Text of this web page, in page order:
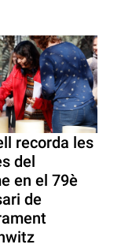
recorda les
del
en el 79è
de